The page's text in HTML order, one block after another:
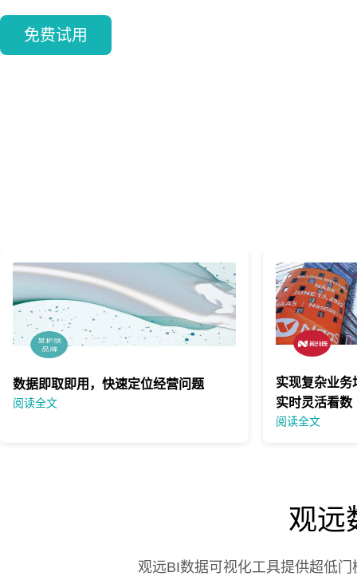
免费试用
数据即取即用，快速定位经营问题
阅读全文
实现复杂业务
实时灵活看数
阅读全文
观远
观远BI数据可视化工具提供超低